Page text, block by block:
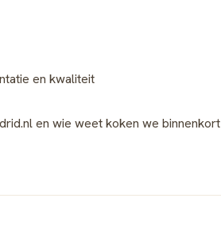
en kwaliteit
en wie weet koken we binnenkort